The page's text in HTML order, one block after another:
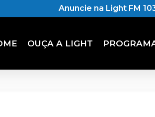
Anuncie na Light FM
OUÇA A LIGHT